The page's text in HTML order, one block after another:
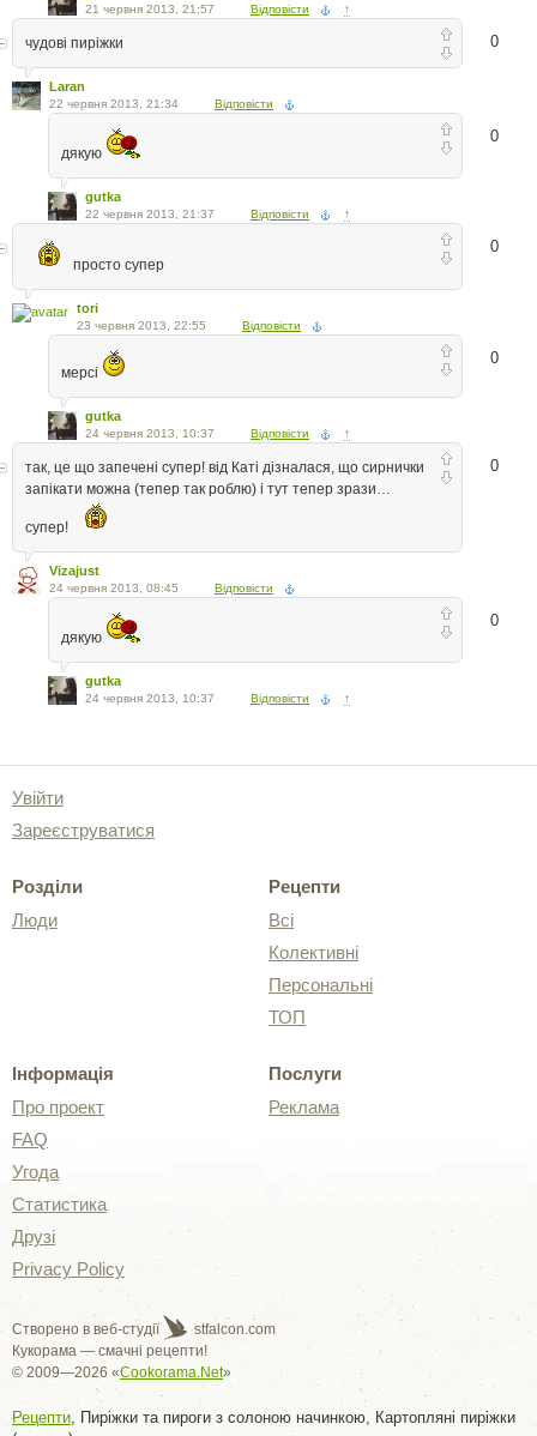
21 червня 2013, 21:57 Відповісти ↑
0
чудові пиріжки
Laran
22 червня 2013, 21:34 Відповісти
0
дякую
gutka
22 червня 2013, 21:37 Відповісти ↑
0
просто супер
tori
23 червня 2013, 22:55 Відповісти
0
мерсі
gutka
24 червня 2013, 10:37 Відповісти ↑
0
так, це що запечені супер! від Каті дізналася, що сирнички
запікати можна (тепер так роблю) і тут тепер зрази…
супер!
Vizajust
24 червня 2013, 08:45 Відповісти
0
дякую
gutka
24 червня 2013, 10:37 Відповісти ↑
Увійти
Зареєструватися
Розділи
Люди
Рецепти
Всі
Колективні
Персональні
ТОП
Інформація
Про проект
FAQ
Угода
Статистика
Друзі
Privacy Policy
Послуги
Реклама
Створено в веб-студії
stfalcon.com
Кукорама — смачні рецепти!
© 2009—2026 «Cookorama.Net»
Рецепти , Пиріжки та пироги з солоною начинкою, Картопляні пиріжки